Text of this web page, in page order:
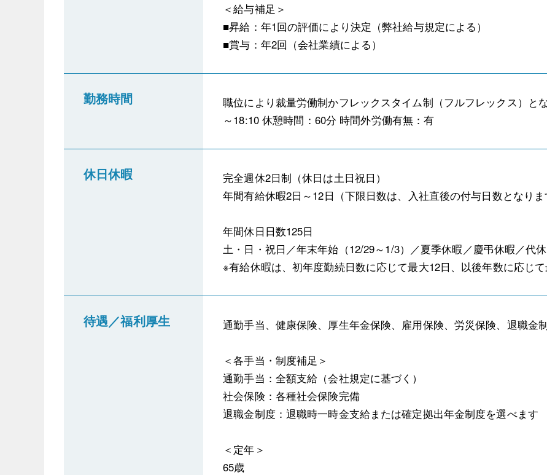
＜給与補足＞
■昇給：年1回の評価により決定（弊社給与規定による）
■賞与：年2回（会社業績による）
勤務時間
職位により裁量労働制かフレックスタイム制（フルフレックス）と
～18:10 休憩時間：60分 時間外労働有無：有
休日休暇
完全週休2日制（休日は土日祝日）
年間有給休暇2日～12日（下限日数は、入社直後の付与日数となりま
年間休日日数125日
土・日・祝日／年末年始（12/29～1/3）／夏季休暇／慶弔休暇／代
※有給休暇は、初年度勤続日数に応じて最大12日、以後年数に応じ
待遇／福利厚生 通勤手当、健康保険、厚生年金保険、雇用保険、労災保険、退職金
＜各手当・制度補足＞
通勤手当：全額支給（会社規定に基づく）
社会保険：各種社会保険完備
退職金制度：退職時一時金支給または確定拠出年金制度を選べます
＜定年＞
65歳